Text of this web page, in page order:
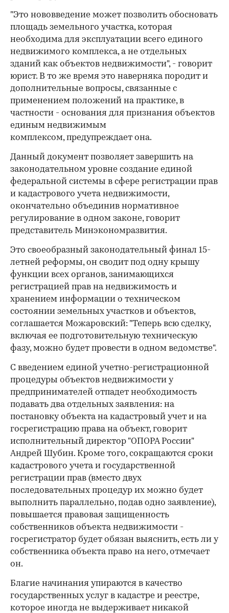
"Это нововведение может позволить обосновать
площадь земельного участка, которая
необходима для эксплуатации всего единого
недвижимого комплекса, а не отдельных
зданий как объектов недвижимости", - говорит
юрист. В то же время это наверняка породит и
дополнительные вопросы, связанные с
применением положений на практике, в
частности - основания для признания объектов
единым недвижимым
комплексом, предупреждает она.
Данный документ позволяет завершить на
законодательном уровне создание единой
федеральной системы в сфере регистрации прав
и кадастрового учета недвижимости,
окончательно объединив нормативное
регулирование в одном законе, говорит
представитель Минэкономразвития.
Это своеобразный законодательный финал 15-
летней реформы, он сводит под одну крышу
функции всех органов, занимающихся
регистрацией прав на недвижимость и
хранением информации о техническом
состоянии земельных участков и объектов,
соглашается Можаровский: "Теперь всю сделку,
включая ее подготовительную техническую
фазу, можно будет провести в одном ведомстве".
С введением единой учетно-регистрационной
процедуры объектов недвижимости у
предпринимателей отпадет необходимость
подавать два отдельных заявления: на
постановку объекта на кадастровый учет и на
госрегистрацию права на объект, говорит
исполнительный директор "ОПОРА России"
Андрей Шубин. Кроме того, сокращаются сроки
кадастрового учета и государственной
регистрации прав (вместо двух
последовательных процедур их можно будет
выполнить параллельно, подав одно заявление),
повышается правовая защищенность
собственников объекта недвижимости -
госрегистратор будет обязан выяснить, есть ли у
собственника объекта право на него, отмечает
он.
Благие начинания упираются в качество
государственных услуг в кадастре и реестре,
которое иногда не выдерживает никакой